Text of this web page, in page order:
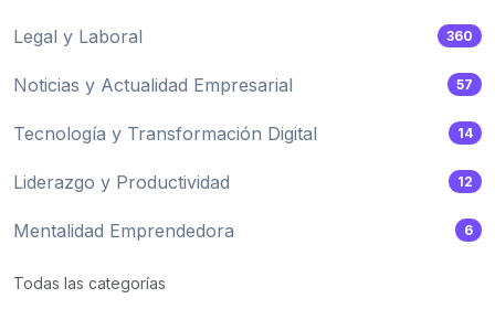
Legal y Laboral 360
Noticias y Actualidad Empresarial 57
Tecnología y Transformación Digital 14
Liderazgo y Productividad 12
Mentalidad Emprendedora 6
Todas las categorías